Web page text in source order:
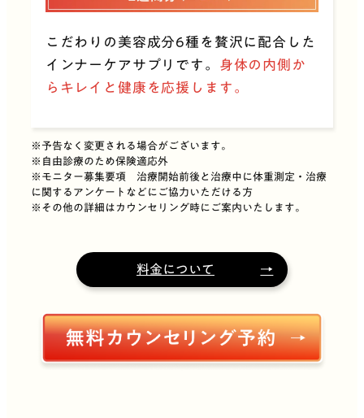
こだわりの美容成分6種を贅沢に配合した
インナーケアサプリです。 身体の内側か
らキレイと健康を応援します。
※予告なく変更される場合がございます。
※自由診療のため保険適応外
※モニター募集要項 治療開始前後と治療中に体重測定・治療
に関するアンケートなどにご協力いただける方
※その他の詳細はカウンセリング時にご案内いたします。
料金について